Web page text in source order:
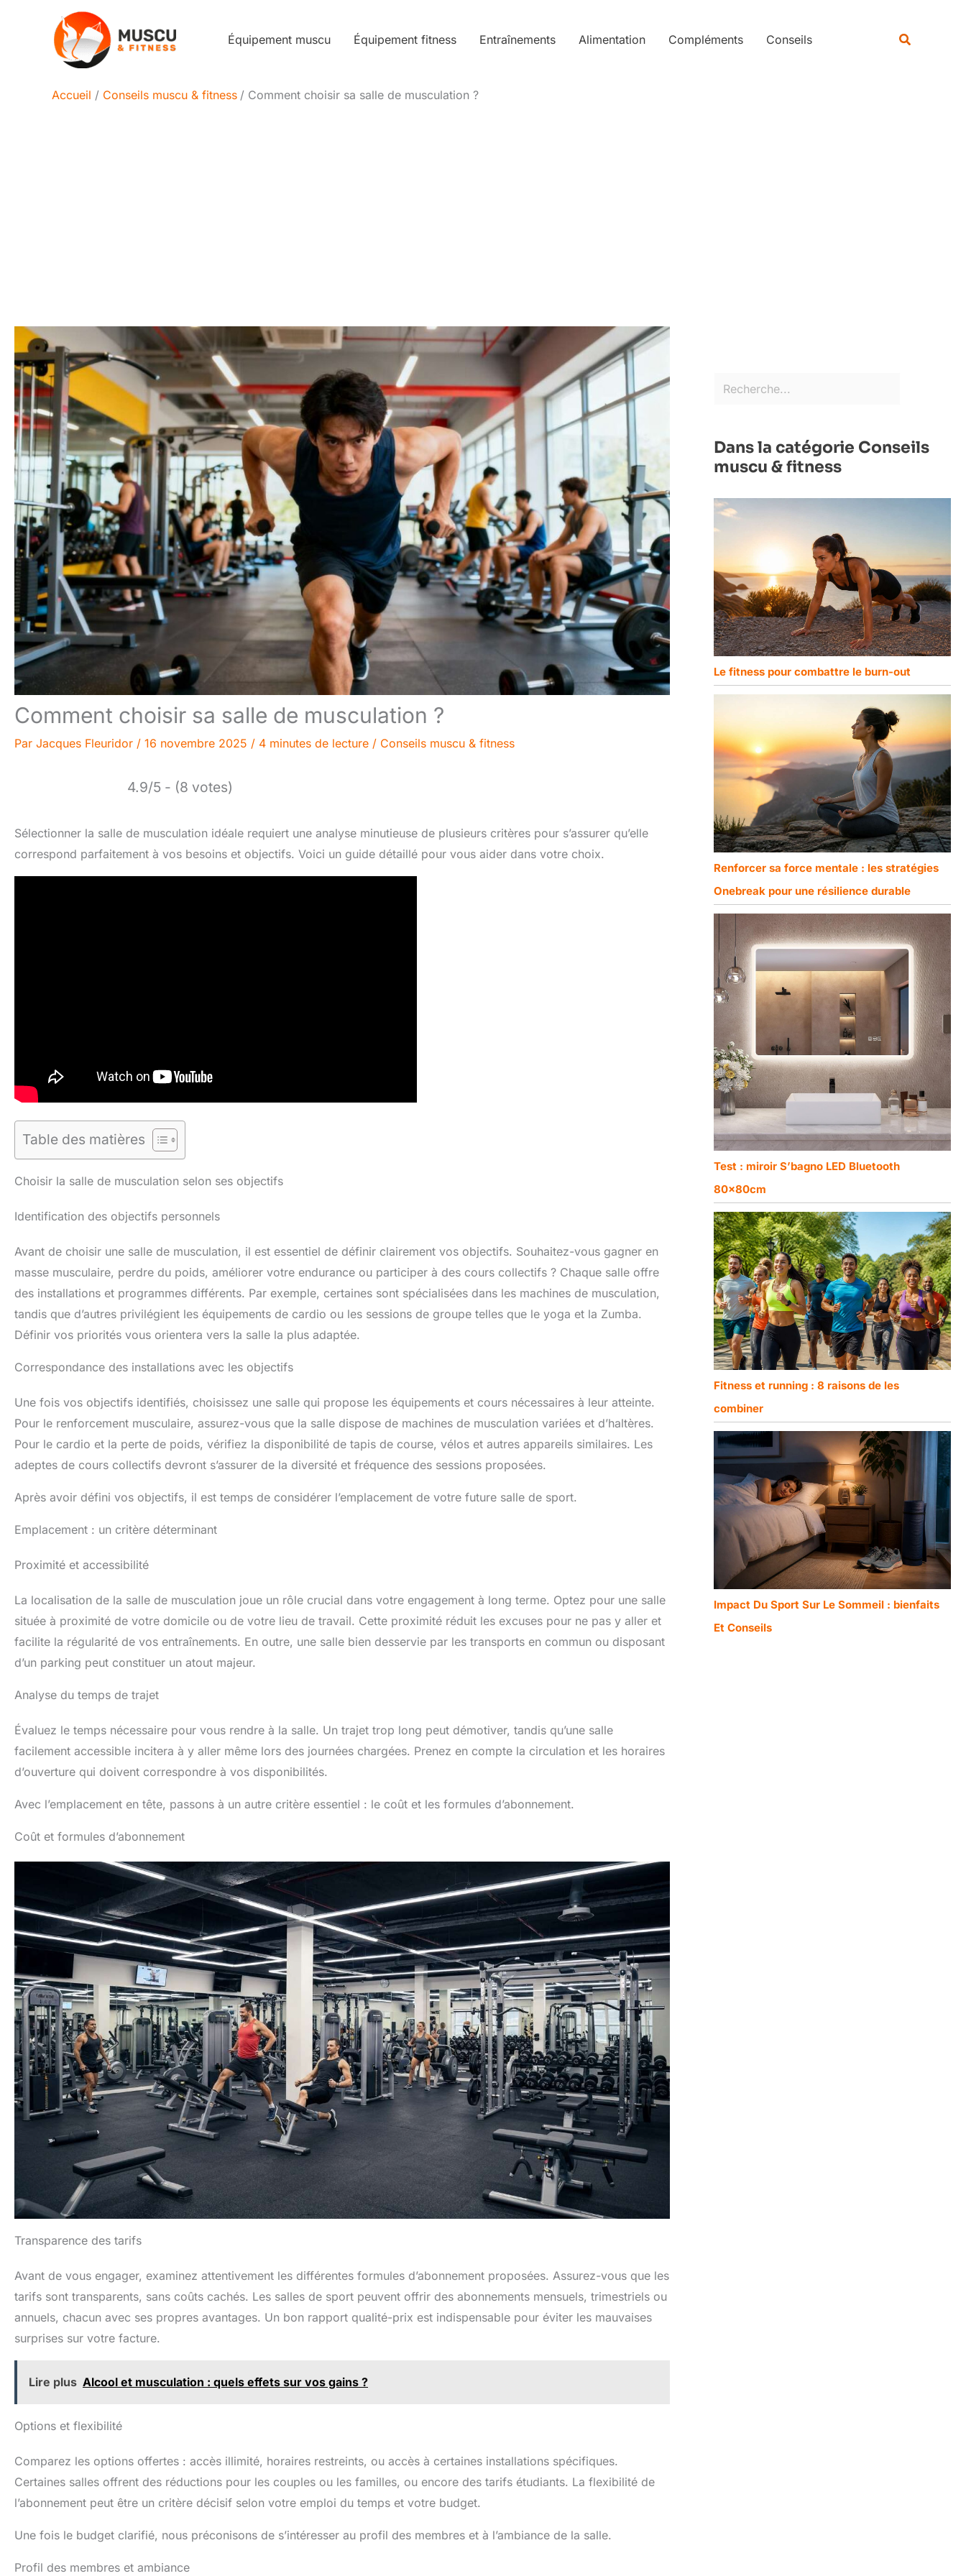
Équipement muscu Équipement fitness Entraînements Alimentation Compléments Conseils
Accueil Conseils muscu & fitness Comment choisir sa salle de musculation ?
Comment choisir sa salle de musculation ?
Par Jacques Fleuridor / 16 novembre 2025 / 4 minutes de lecture / Conseils muscu & fitness
4.9/5 - (8 votes)
Sélectionner la salle de musculation idéale requiert une analyse minutieuse de plusieurs critères pour s’assurer qu’elle
correspond parfaitement à vos besoins et objectifs. Voici un guide détaillé pour vous aider dans votre choix.
Table des matières
Choisir la salle de musculation selon ses objectifs
Identification des objectifs personnels
Avant de choisir une salle de musculation, il est essentiel de définir clairement vos objectifs. Souhaitez-vous gagner en
masse musculaire, perdre du poids, améliorer votre endurance ou participer à des cours collectifs ? Chaque salle offre
des installations et programmes différents. Par exemple, certaines sont spécialisées dans les machines de musculation,
tandis que d’autres privilégient les équipements de cardio ou les sessions de groupe telles que le yoga et la Zumba.
Définir vos priorités vous orientera vers la salle la plus adaptée.
Correspondance des installations avec les objectifs
Une fois vos objectifs identifiés, choisissez une salle qui propose les équipements et cours nécessaires à leur atteinte.
Pour le renforcement musculaire, assurez-vous que la salle dispose de machines de musculation variées et d’haltères.
Pour le cardio et la perte de poids, vérifiez la disponibilité de tapis de course, vélos et autres appareils similaires. Les
adeptes de cours collectifs devront s’assurer de la diversité et fréquence des sessions proposées.
Après avoir défini vos objectifs, il est temps de considérer l’emplacement de votre future salle de sport.
Emplacement : un critère déterminant
Proximité et accessibilité
La localisation de la salle de musculation joue un rôle crucial dans votre engagement à long terme. Optez pour une salle
située à proximité de votre domicile ou de votre lieu de travail. Cette proximité réduit les excuses pour ne pas y aller et
facilite la régularité de vos entraînements. En outre, une salle bien desservie par les transports en commun ou disposant
d’un parking peut constituer un atout majeur.
Analyse du temps de trajet
Évaluez le temps nécessaire pour vous rendre à la salle. Un trajet trop long peut démotiver, tandis qu’une salle
facilement accessible incitera à y aller même lors des journées chargées. Prenez en compte la circulation et les horaires
d’ouverture qui doivent correspondre à vos disponibilités.
Avec l’emplacement en tête, passons à un autre critère essentiel : le coût et les formules d’abonnement.
Coût et formules d’abonnement
Transparence des tarifs
Avant de vous engager, examinez attentivement les différentes formules d’abonnement proposées. Assurez-vous que les
tarifs sont transparents, sans coûts cachés. Les salles de sport peuvent offrir des abonnements mensuels, trimestriels ou
annuels, chacun avec ses propres avantages. Un bon rapport qualité-prix est indispensable pour éviter les mauvaises
surprises sur votre facture.
Lire plus Alcool et musculation : quels effets sur vos gains ?
Options et flexibilité
Comparez les options offertes : accès illimité, horaires restreints, ou accès à certaines installations spécifiques.
Certaines salles offrent des réductions pour les couples ou les familles, ou encore des tarifs étudiants. La flexibilité de
l’abonnement peut être un critère décisif selon votre emploi du temps et votre budget.
Une fois le budget clarifié, nous préconisons de s’intéresser au profil des membres et à l’ambiance de la salle.
Profil des membres et ambiance
Dans la catégorie Conseils
muscu & fitness
Le fitness pour combattre le burn-out
Renforcer sa force mentale : les stratégies
Onebreak pour une résilience durable
Test : miroir S’bagnо LED Bluetooth
80x80cm
Fitness et running : 8 raisons de les
combiner
Impact Du Sport Sur Le Sommeil : bienfaits
Et Conseils